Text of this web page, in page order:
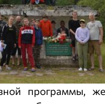
программы,